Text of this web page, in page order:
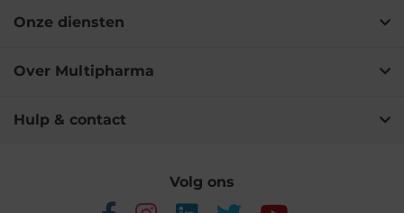
Onze diensten
Over Multipharma
Hulp & contact
Volg ons